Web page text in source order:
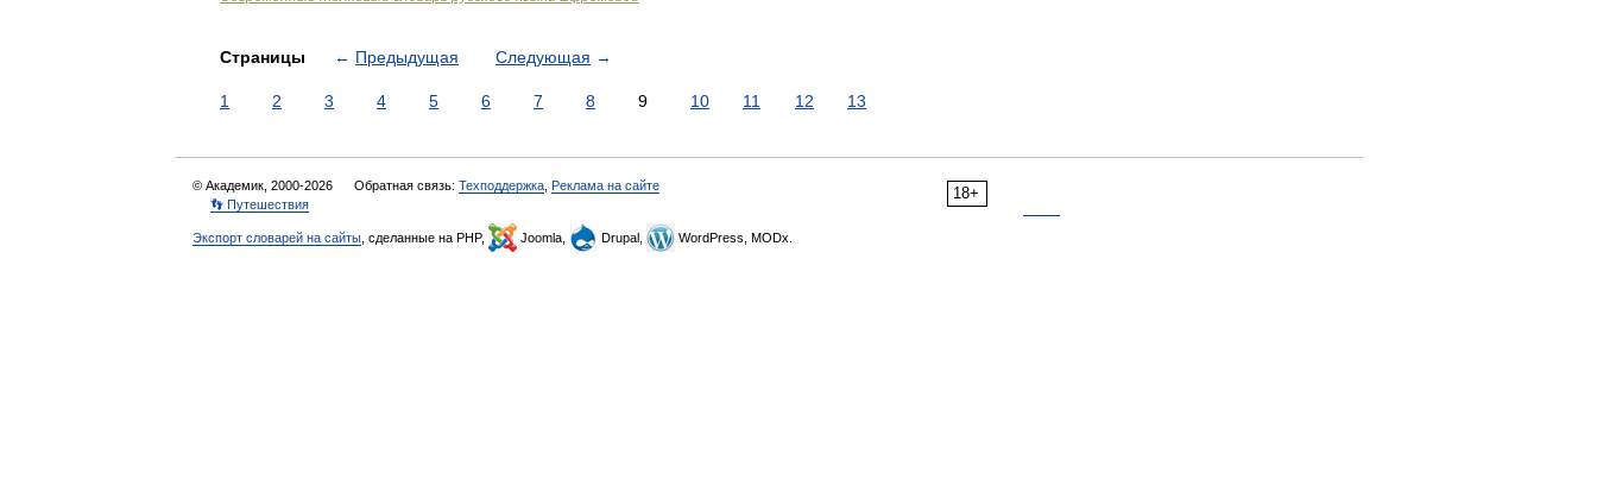
Страницы ← Предыдущая Следующая →
1 2 3 4 5 6 7 8 9 10 11 12 13
18+
© Академик, 2000-2026 Обратная связь: Техподдержка Реклама на сайте
👣 Путешествия
Экспорт словарей на сайты , сделанные на PHP, Joomla, Drupal, WordPress, MODx.